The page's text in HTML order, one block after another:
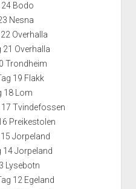
24 Bodo
Nesna
Overhalla
Overhalla
Trondheim
19 Flakk
18 Lom
17 Tvindefossen
Preikestolen
Jorpeland
14 Jorpeland
Lysebotn
12 Egeland